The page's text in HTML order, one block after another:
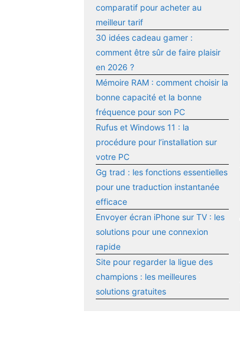
comparatif pour acheter au
meilleur tarif
30 idées cadeau gamer :
comment être sûr de faire plaisir
en 2026 ?
Mémoire RAM : comment choisir la
bonne capacité et la bonne
fréquence pour son PC
Rufus et Windows 11 : la
procédure pour l’installation sur
votre PC
Gg trad : les fonctions essentielles
pour une traduction instantanée
efficace
Envoyer écran iPhone sur TV : les
solutions pour une connexion
rapide
Site pour regarder la ligue des
champions : les meilleures
solutions gratuites